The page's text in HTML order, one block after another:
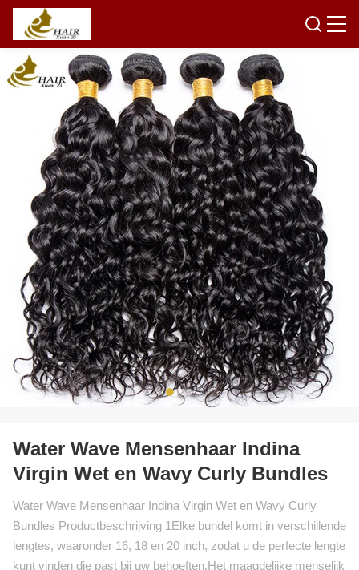
Water Wave Mensenhaar Indina
Virgin Wet en Wavy Curly Bundles
Water Wave Mensenhaar Indina Virgin Wet en Wavy Curly
Bundles Productbeschrijving 1Elke bundel komt in verschillende
lengtes, waaronder 16, 18 en 20 inch, zodat u de perfecte lengte
kunt vinden die past bij uw behoeften.Het maagdelijke menselijk